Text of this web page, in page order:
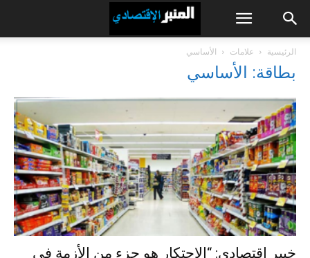
الرئيسية علامات الأساسي
بطاقة: الأساسي
خبير إقتصادي: “الإحتكار هو جزء من الأزمة في